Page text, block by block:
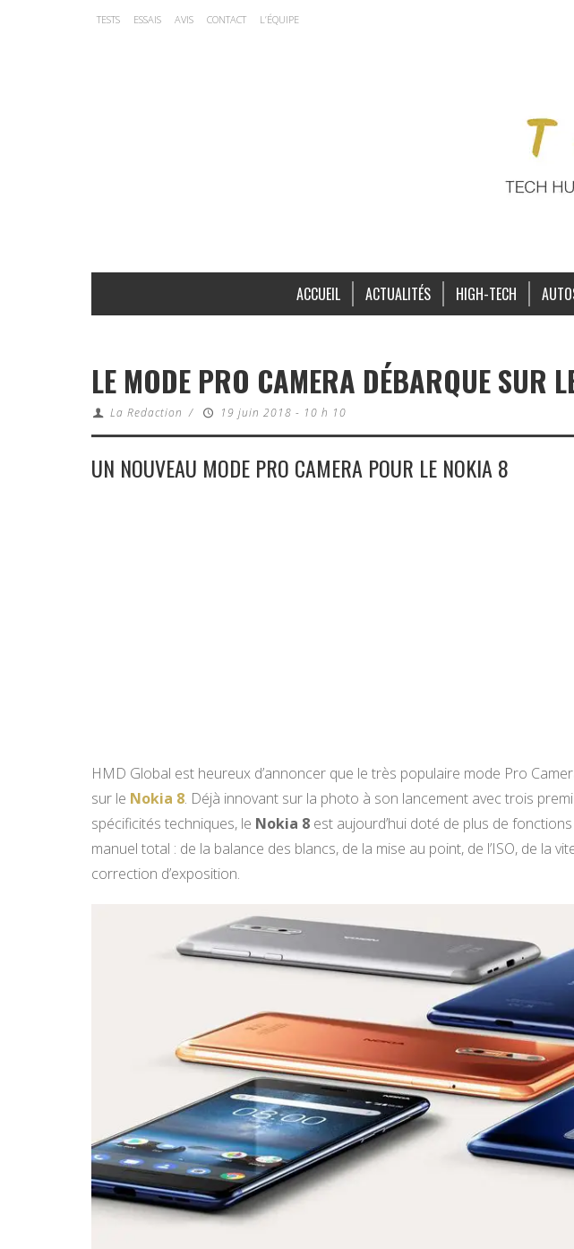
TESTS ESSAIS AVIS CONTACT L’ÉQUIPE
ACCUEIL ACTUALITÉS HIGH-TECH
LE MODE PRO CAMERA DÉBARQUE SUR
La Redaction / 19 juin 2018 - 10 h 10
UN NOUVEAU MODE PRO CAMERA POUR LE NOKIA 8
HMD Global est heureux d’annoncer que le très populaire mode Pro
sur le Nokia 8. Déjà innovant sur la photo à son lancement avec trois
spécificités techniques, le Nokia 8 est aujourd’hui doté de plus de
manuel total : de la balance des blancs, de la mise au point, de l’ISO, de la
correction d’exposition.